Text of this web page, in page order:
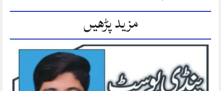
مزید پڑھیں